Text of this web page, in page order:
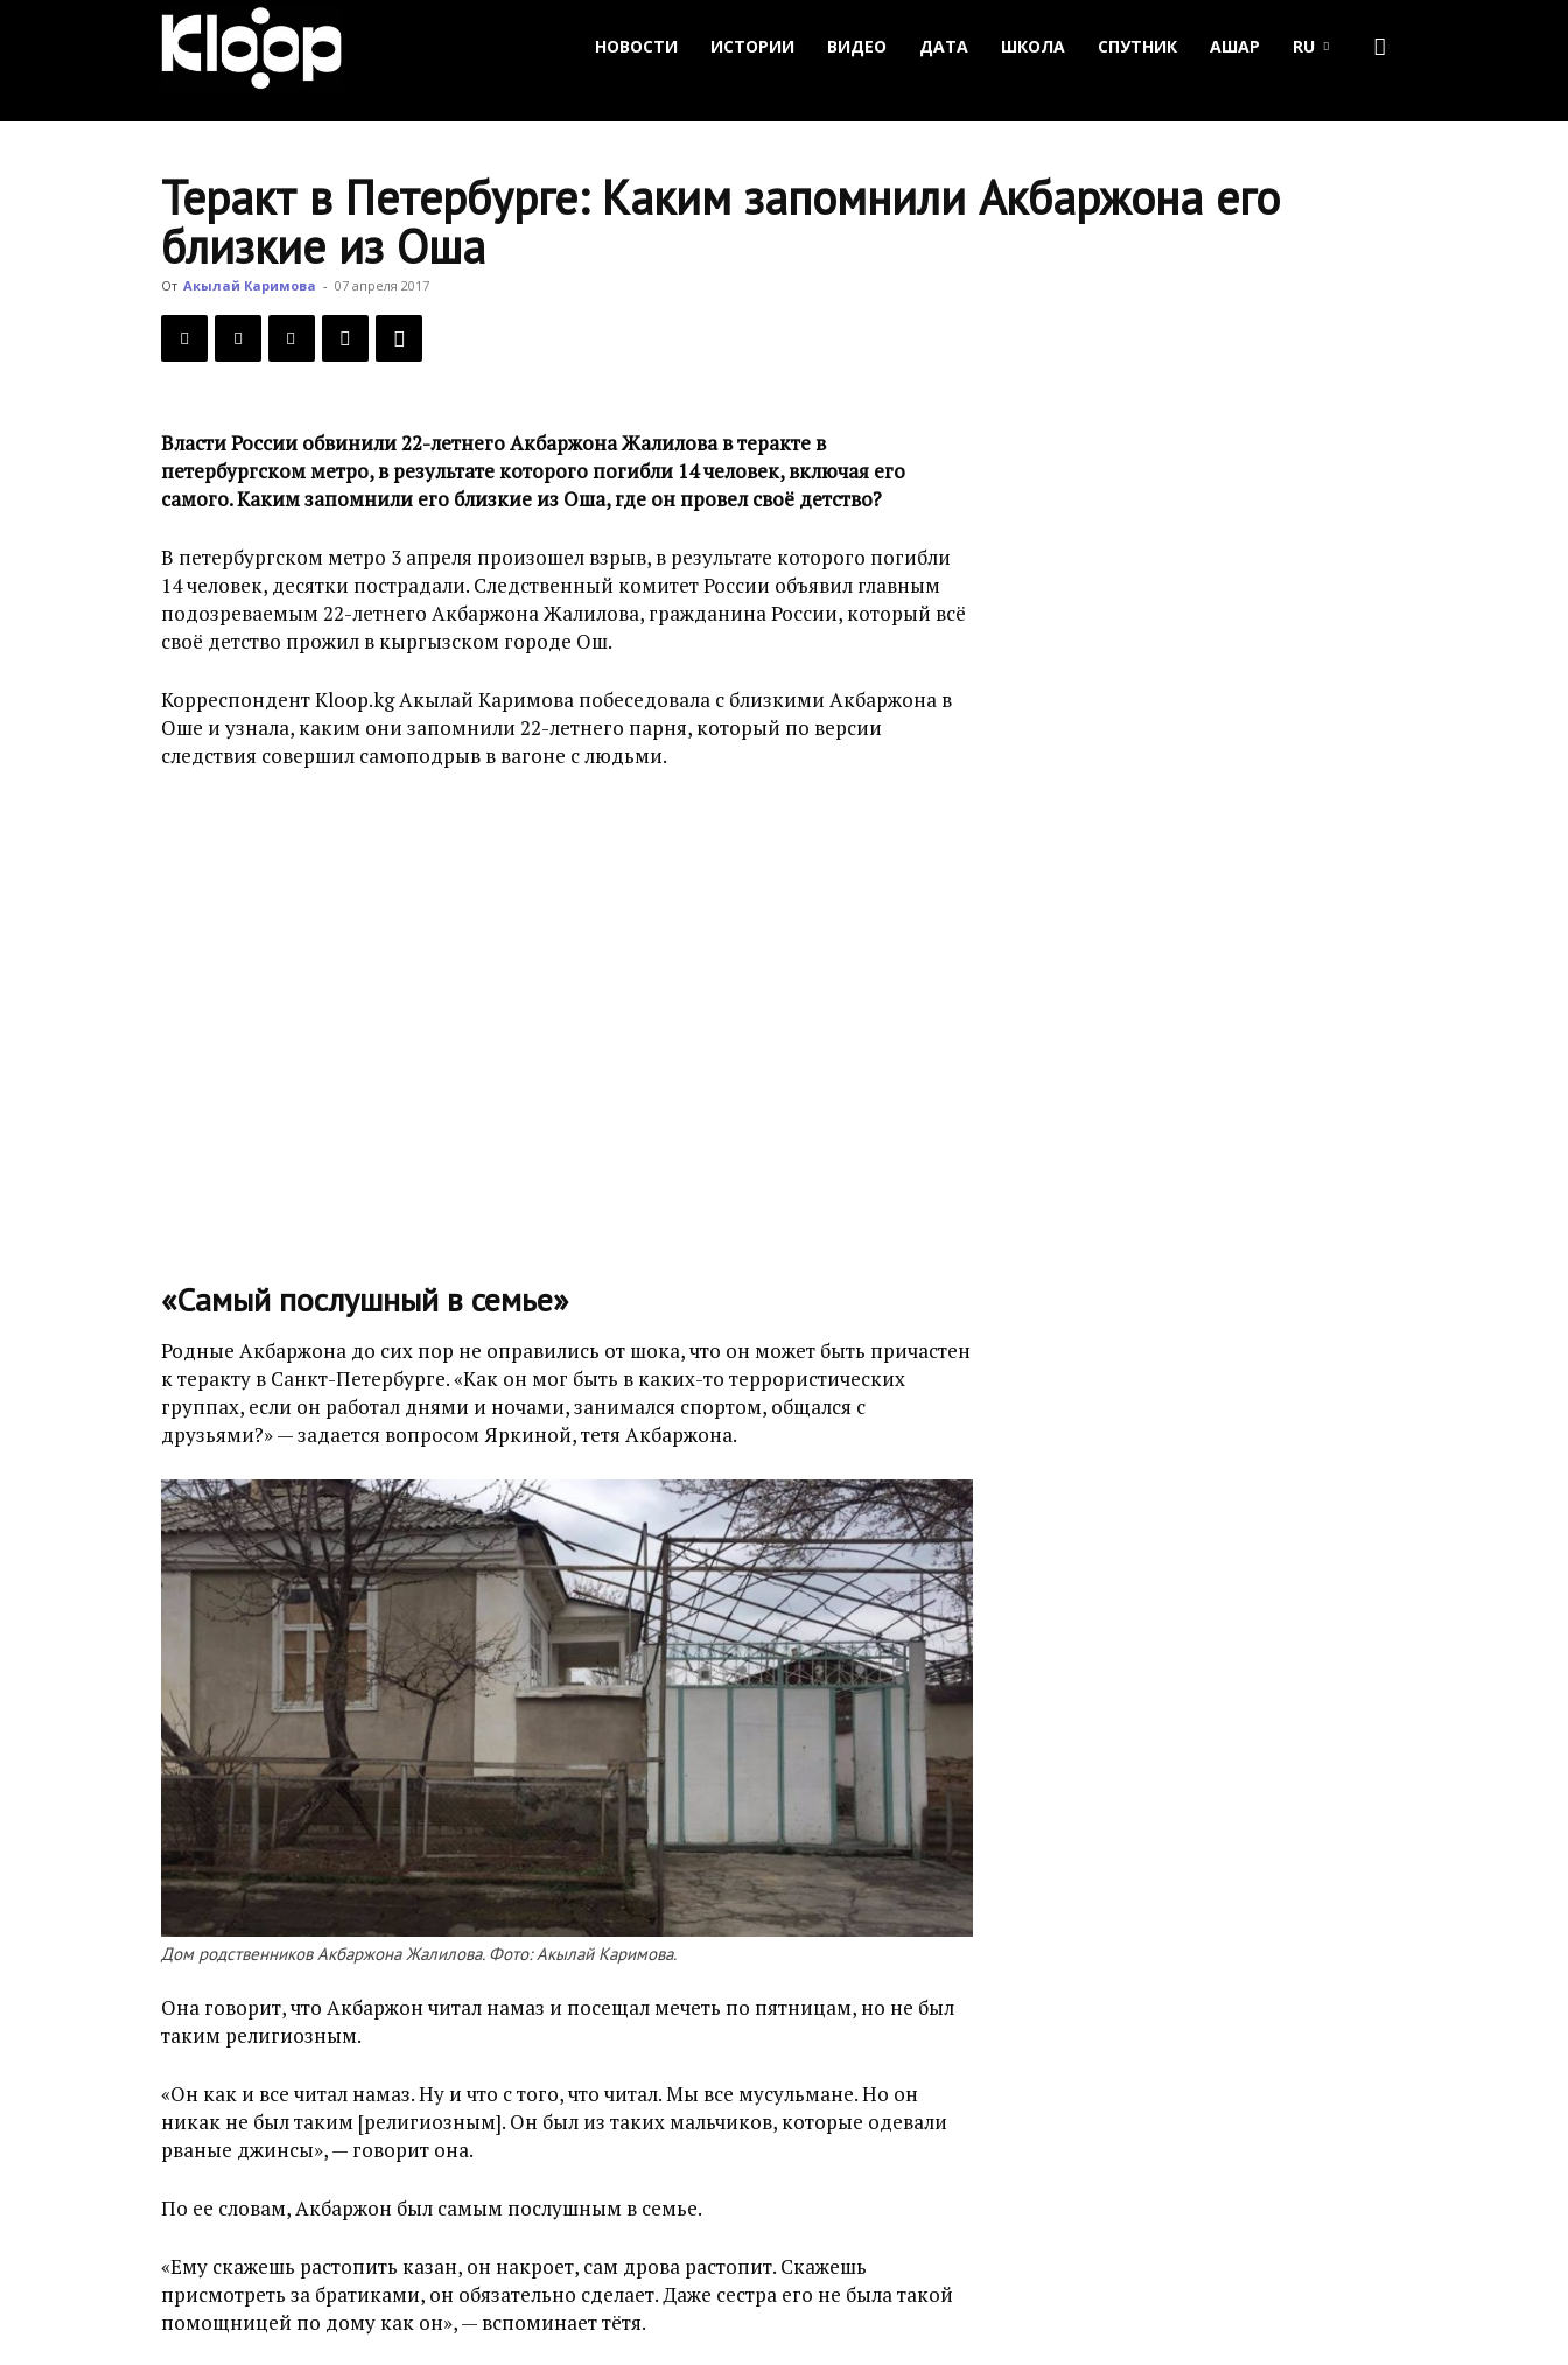
Новости
Кыргызстана
НОВОСТИ ИСТОРИИ ВИДЕО ДАТА ШКОЛА СПУТНИК АШАР RU
Теракт в Петербурге: Каким запомнили Акбаржона его
близкие из Оша
От Акылай Каримова - 07 апреля 2017
Власти России обвинили 22-летнего Акбаржона Жалилова в теракте в
петербургском метро, в результате которого погибли 14 человек, включая его
самого. Каким запомнили его близкие из Оша, где он провел своё детство?
В петербургском метро 3 апреля произошел взрыв, в результате которого погибли
14 человек, десятки пострадали. Следственный комитет России объявил главным
подозреваемым 22-летнего Акбаржона Жалилова, гражданина России, который всё
своё детство прожил в кыргызском городе Ош.
Корреспондент Kloop.kg Акылай Каримова побеседовала с близкими Акбаржона в
Оше и узнала, каким они запомнили 22-летнего парня, который по версии
следствия совершил самоподрыв в вагоне с людьми.
«Самый послушный в семье»
Родные Акбаржона до сих пор не оправились от шока, что он может быть причастен
к теракту в Санкт-Петербурге. «Как он мог быть в каких-то террористических
группах, если он работал днями и ночами, занимался спортом, общался с
друзьями?» — задается вопросом Яркиной, тетя Акбаржона.
Дом родственников Акбаржона Жалилова. Фото: Акылай Каримова.
Она говорит, что Акбаржон читал намаз и посещал мечеть по пятницам, но не был
таким религиозным.
«Он как и все читал намаз. Ну и что с того, что читал. Мы все мусульмане. Но он
никак не был таким [религиозным]. Он был из таких мальчиков, которые одевали
рваные джинсы», — говорит она.
По ее словам, Акбаржон был самым послушным в семье.
«Ему скажешь растопить казан, он накроет, сам дрова растопит. Скажешь
присмотреть за братиками, он обязательно сделает. Даже сестра его не была такой
помощницей по дому как он», — вспоминает тётя.